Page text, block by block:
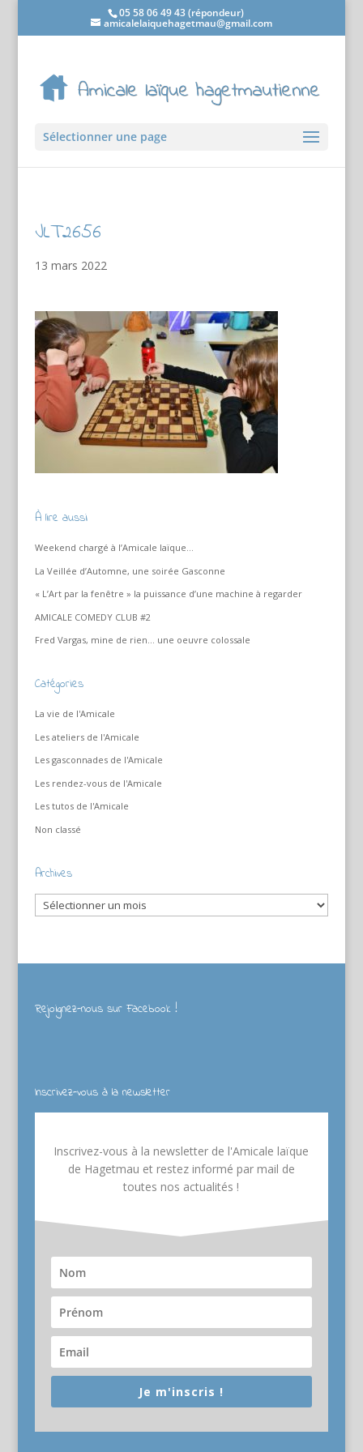
05 58 06 49 43 (répondeur)
amicalelaiquehagetmau@gmail.com
Sélectionner une page
JLT2656
13 mars 2022
À lire aussi
Weekend chargé à l’Amicale laïque…
La Veillée d’Automne, une soirée Gasconne
« L’Art par la fenêtre » la puissance d’une machine à regarder
AMICALE COMEDY CLUB #2
Fred Vargas, mine de rien… une oeuvre colossale
Catégories
La vie de l'Amicale
Les ateliers de l'Amicale
Les gasconnades de l'Amicale
Les rendez-vous de l'Amicale
Les tutos de l'Amicale
Non classé
Archives
Archives
Rejoignez-nous sur Facebook !
Inscrivez-vous à la newsletter
Inscrivez-vous à la newsletter de l'Amicale laïque
de Hagetmau et restez informé par mail de
toutes nos actualités !
Je m'inscris !